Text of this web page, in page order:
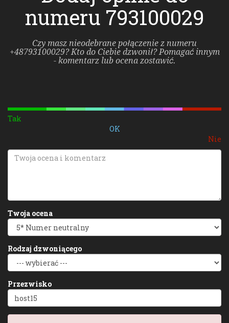
numeru 793100029
Czy masz nieodebrane połączenie z numeru
+48793100029? Kto do Ciebie dzwonił? Pomagać innym
- komentarz lub ocena zostawić.
Tak
OK
Nie
Twoja ocena
Rodzaj dzwoniącego
Przezwisko